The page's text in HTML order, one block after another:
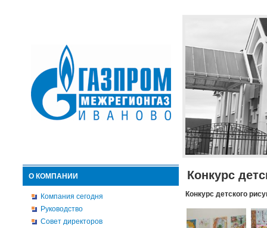
О КОМПАНИИ
Компания сегодня
Руководство
Совет директоров
Конкурс
Конкурс детского